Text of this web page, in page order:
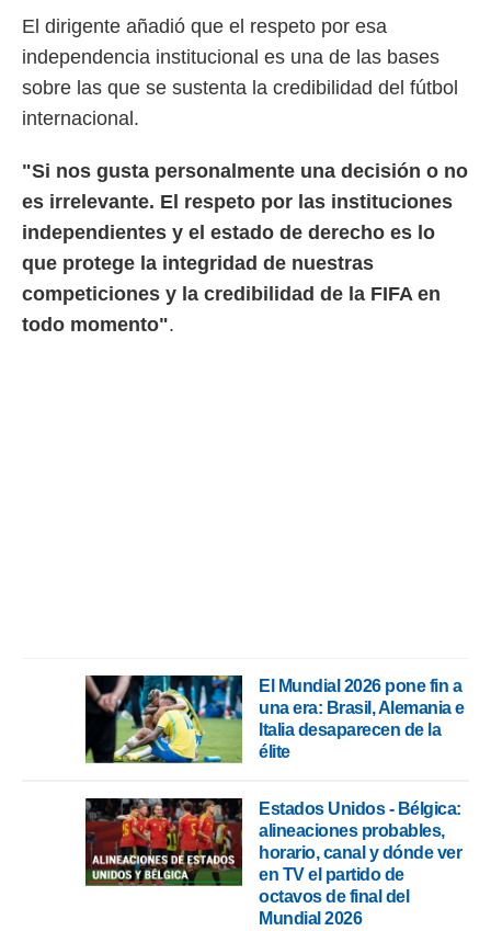
El dirigente añadió que el respeto por esa
independencia institucional es una de las bases
sobre las que se sustenta la credibilidad del fútbol
internacional.
"Si nos gusta personalmente una decisión o no
es irrelevante. El respeto por las instituciones
independientes y el estado de derecho es lo
que protege la integridad de nuestras
competiciones y la credibilidad de la FIFA en
todo momento".
El Mundial 2026 pone fin a
una era: Brasil, Alemania e
Italia desaparecen de la
élite
Estados Unidos - Bélgica:
alineaciones probables,
horario, canal y dónde ver
en TV el partido de
octavos de final del
Mundial 2026